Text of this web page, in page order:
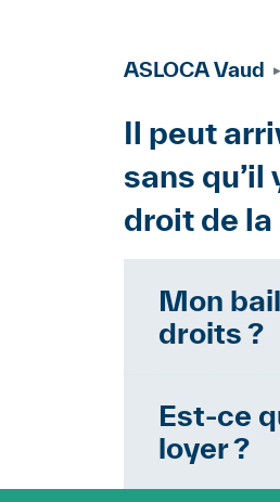
ASLOCA Vaud
Body
Il peut
sans
droit de
Mon
droits ?
locataire
30 jours.
Est-ce
loyer ?
Les